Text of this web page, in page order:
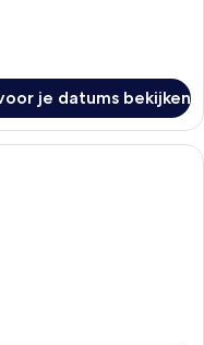
je datums bekijken
badkamer met een